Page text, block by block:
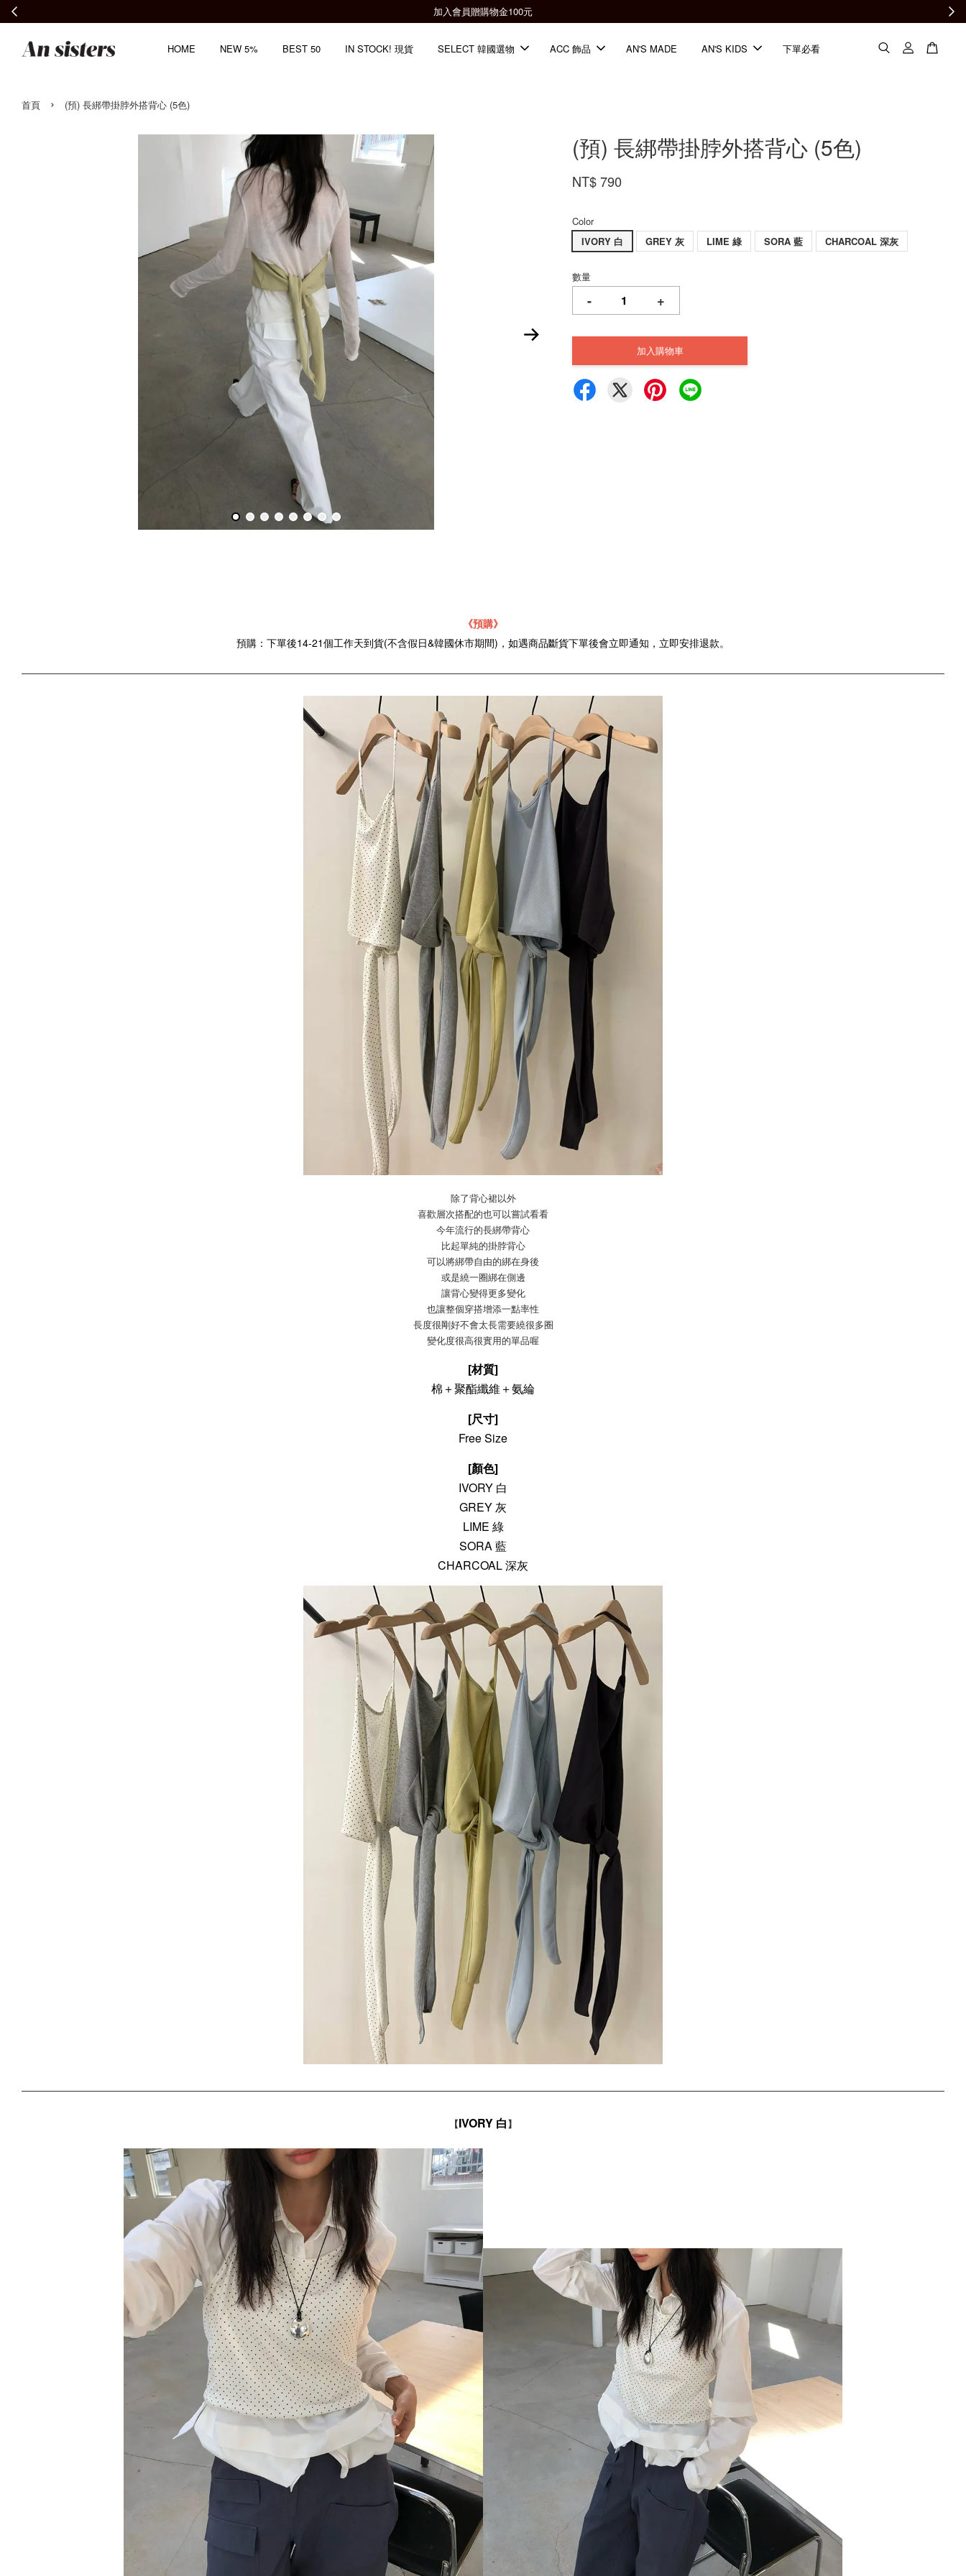
全館滿2000免運📦
HOME NEW 5% BEST 50 IN STOCK! 現貨 SELECT 韓國選物 ACC 飾品 AN'S MADE AN'S KIDS 下單必看
首頁 › (預) 長綁帶掛脖外搭背心 (5色)
(預) 長綁帶掛脖外搭背心 (5色)
NT$ 790
Color
IVORY 白
GREY 灰 LIME 綠 SORA 藍 CHARCOAL 深灰
數量
- +
加入購物車
《預購》
預購：下單後14-21個工作天到貨(不含假日&韓國休市期間)，如遇商品斷貨下單後會立即通知，立即安排退款。
除了背心裙以外
喜歡層次搭配的也可以嘗試看看
今年流行的長綁帶背心
比起單純的掛脖背心
可以將綁帶自由的綁在身後
或是繞一圈綁在側邊
讓背心變得更多變化
也讓整個穿搭增添一點率性
長度很剛好不會太長需要繞很多圈
變化度很高很實用的單品喔
[材質]
棉＋聚酯纖維＋氨綸
[尺寸]
Free Size
[顏色]
IVORY 白
GREY 灰
LIME 綠
SORA 藍
CHARCOAL 深灰
【IVORY 白】